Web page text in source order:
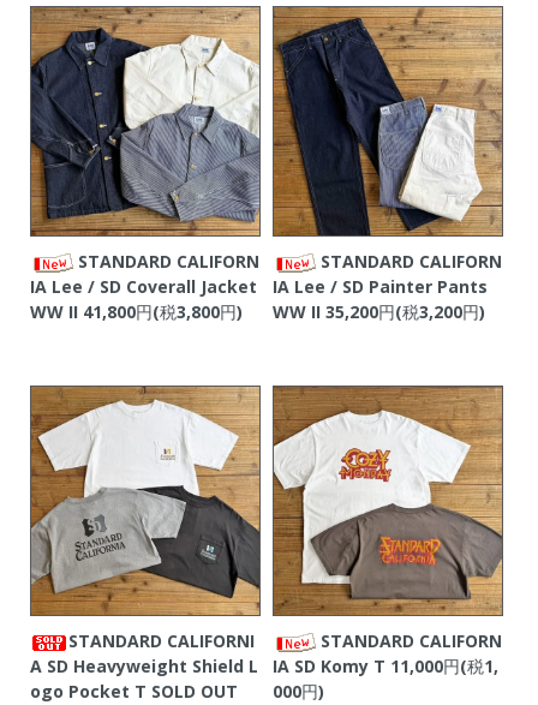
STANDARD CALIFORN
IA Lee / SD Coverall Jacket
WW II 41,800円(税3,800円)
STANDARD CALIFORN
IA Lee / SD Painter Pants
WW II 35,200円(税3,200円)
STANDARD CALIFORNI
A SD Heavyweight Shield L
ogo Pocket T SOLD OUT
STANDARD CALIFORN
IA SD Komy T 11,000円(税1,
000円)